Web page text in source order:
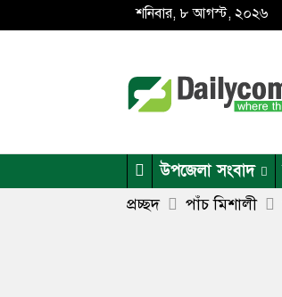
শনিবার, ৮ আগস্ট, ২০২৬
উপজেলা সংবাদ
প্রচ্ছদ পাঁচ মিশালী